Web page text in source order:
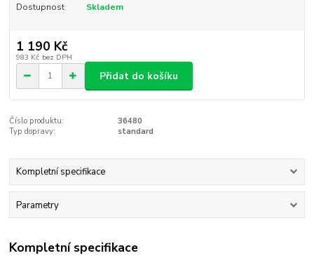
Dostupnost Skladem
1 190 Kč
983 Kč bez DPH
Přidat do košíku
Číslo produktu:
36480
Typ dopravy:
standard
Kompletní specifikace
Parametry
Kompletní specifikace